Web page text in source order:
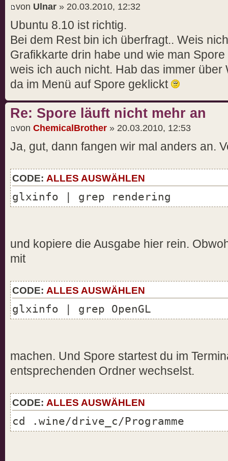
von Ulnar » 20.03.2010, 12:32
Ubuntu 8.10 ist richtig.
Bei dem Rest bin ich überfragt.. Weis
Grafikkarte drin habe und wie man
weis ich auch nicht. Hab das immer über
da im Menü auf Spore geklickt
Re: Spore läuft nicht mehr an
von ChemicalBrother » 20.03.2010, 12:53
Ja, gut, dann fangen wir mal anders an.
CODE: ALLES AUSWÄHLEN
glxinfo | grep rendering
und kopiere die Ausgabe hier rein.
mit
CODE: ALLES AUSWÄHLEN
glxinfo | grep OpenGL
machen. Und Spore startest du im
entsprechenden Ordner wechselst.
CODE: ALLES AUSWÄHLEN
cd .wine/drive_c/Programme